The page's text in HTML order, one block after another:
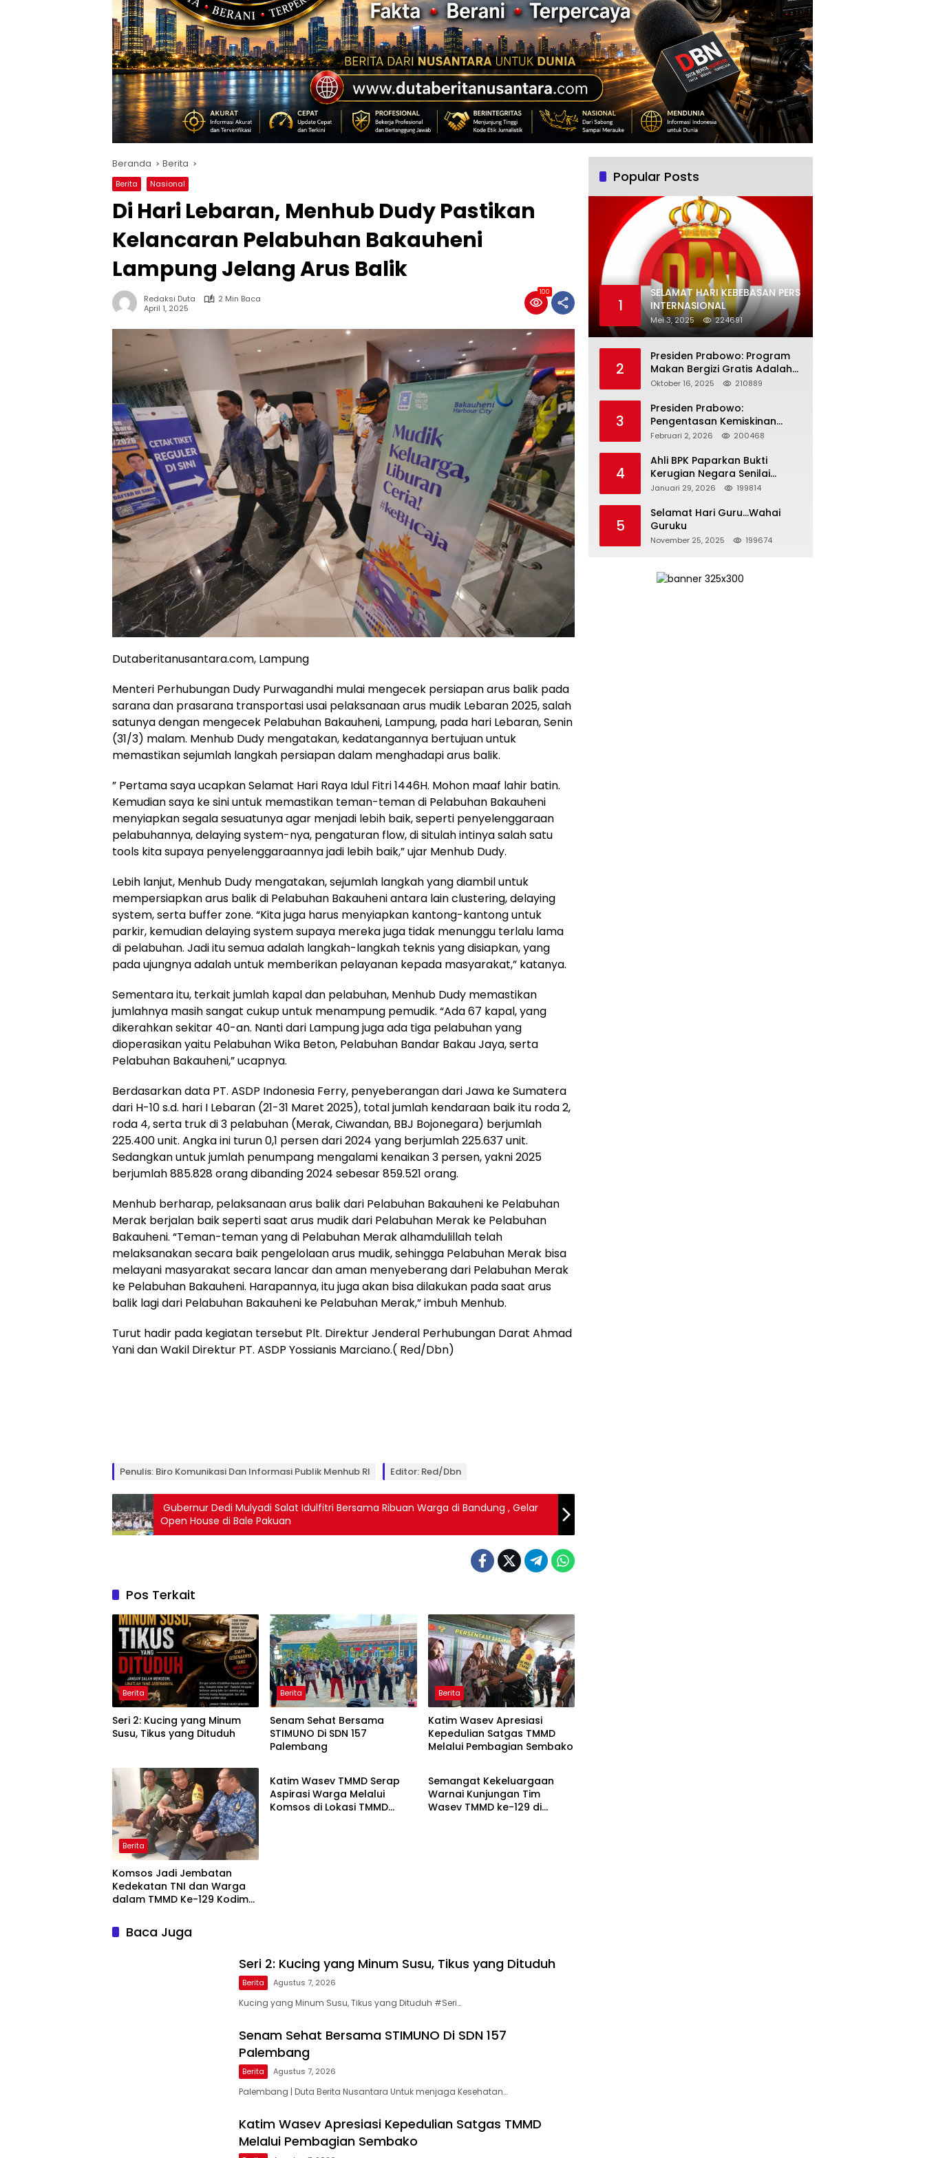
Beranda Berita
Berita Nasional
Di Hari Lebaran, Menhub Dudy Pastikan
Kelancaran Pelabuhan Bakauheni
Lampung Jelang Arus Balik
Redaksi Duta
2 Min Baca
April 1, 2025
100
Dutaberitanusantara.com, Lampung
Menteri Perhubungan Dudy Purwagandhi mulai mengecek persiapan arus balik pada
sarana dan prasarana transportasi usai pelaksanaan arus mudik Lebaran 2025, salah
satunya dengan mengecek Pelabuhan Bakauheni, Lampung, pada hari Lebaran, Senin
(31/3) malam. Menhub Dudy mengatakan, kedatangannya bertujuan untuk
memastikan sejumlah langkah persiapan dalam menghadapi arus balik.
” Pertama saya ucapkan Selamat Hari Raya Idul Fitri 1446H. Mohon maaf lahir batin.
Kemudian saya ke sini untuk memastikan teman-teman di Pelabuhan Bakauheni
menyiapkan segala sesuatunya agar menjadi lebih baik, seperti penyelenggaraan
pelabuhannya, delaying system-nya, pengaturan flow, di situlah intinya salah satu
tools kita supaya penyelenggaraannya jadi lebih baik,” ujar Menhub Dudy.
Lebih lanjut, Menhub Dudy mengatakan, sejumlah langkah yang diambil untuk
mempersiapkan arus balik di Pelabuhan Bakauheni antara lain clustering, delaying
system, serta buffer zone. “Kita juga harus menyiapkan kantong-kantong untuk
parkir, kemudian delaying system supaya mereka juga tidak menunggu terlalu lama
di pelabuhan. Jadi itu semua adalah langkah-langkah teknis yang disiapkan, yang
pada ujungnya adalah untuk memberikan pelayanan kepada masyarakat,” katanya.
Sementara itu, terkait jumlah kapal dan pelabuhan, Menhub Dudy memastikan
jumlahnya masih sangat cukup untuk menampung pemudik. “Ada 67 kapal, yang
dikerahkan sekitar 40-an. Nanti dari Lampung juga ada tiga pelabuhan yang
dioperasikan yaitu Pelabuhan Wika Beton, Pelabuhan Bandar Bakau Jaya, serta
Pelabuhan Bakauheni,” ucapnya.
Berdasarkan data PT. ASDP Indonesia Ferry, penyeberangan dari Jawa ke Sumatera
dari H-10 s.d. hari I Lebaran (21-31 Maret 2025), total jumlah kendaraan baik itu roda 2,
roda 4, serta truk di 3 pelabuhan (Merak, Ciwandan, BBJ Bojonegara) berjumlah
225.400 unit. Angka ini turun 0,1 persen dari 2024 yang berjumlah 225.637 unit.
Sedangkan untuk jumlah penumpang mengalami kenaikan 3 persen, yakni 2025
berjumlah 885.828 orang dibanding 2024 sebesar 859.521 orang.
Menhub berharap, pelaksanaan arus balik dari Pelabuhan Bakauheni ke Pelabuhan
Merak berjalan baik seperti saat arus mudik dari Pelabuhan Merak ke Pelabuhan
Bakauheni. “Teman-teman yang di Pelabuhan Merak alhamdulillah telah
melaksanakan secara baik pengelolaan arus mudik, sehingga Pelabuhan Merak bisa
melayani masyarakat secara lancar dan aman menyeberang dari Pelabuhan Merak
ke Pelabuhan Bakauheni. Harapannya, itu juga akan bisa dilakukan pada saat arus
balik lagi dari Pelabuhan Bakauheni ke Pelabuhan Merak,” imbuh Menhub.
Turut hadir pada kegiatan tersebut Plt. Direktur Jenderal Perhubungan Darat Ahmad
Yani dan Wakil Direktur PT. ASDP Yossianis Marciano.( Red/Dbn)
Penulis: Biro Komunikasi Dan Informasi Publik Menhub RI Editor: Red/dbn
Gubernur Dedi Mulyadi Salat Idulfitri Bersama Ribuan Warga di Bandung , Gelar
Open House di Bale Pakuan
Pos Terkait
Berita
Seri 2: Kucing yang Minum
Susu, Tikus yang Dituduh
Berita
Senam Sehat Bersama
STIMUNO Di SDN 157
Palembang
Berita
Katim Wasev Apresiasi
Kepedulian Satgas TMMD
Melalui Pembagian Sembako
Berita
Komsos Jadi Jembatan
Kedekatan TNI dan Warga
dalam TMMD Ke-129 Kodim
Berita
Katim Wasev TMMD Serap
Aspirasi Warga Melalui
Komsos di Lokasi TMMD
Berita
Semangat Kekeluargaan
Warnai Kunjungan Tim
Wasev TMMD ke-129 di
Baca Juga
Seri 2: Kucing yang Minum Susu, Tikus yang Dituduh
Berita Agustus 7, 2026
Kucing yang Minum Susu, Tikus yang Dituduh #Seri…
Senam Sehat Bersama STIMUNO Di SDN 157
Palembang
Berita Agustus 7, 2026
Palembang | Duta Berita Nusantara Untuk menjaga Kesehatan…
Katim Wasev Apresiasi Kepedulian Satgas TMMD
Melalui Pembagian Sembako
Popular Posts
1
SELAMAT HARI KEBEBASAN PERS
INTERNASIONAL
Mei 3, 2025 224691
2
Presiden Prabowo: Program
Makan Bergizi Gratis Adalah
Investasi untuk Masa Depan
Oktober 16, 2025 210889
3
Presiden Prabowo:
Pengentasan Kemiskinan
Butuh Persatuan dan
Bertanggung Jawab
Februari 2, 2026 200468
4
Ahli BPK Paparkan Bukti
Kerugian Negara Senilai
Rp285 Triliun dalam
Pertamina
Januari 29, 2026 199814
5
Selamat Hari Guru…Wahai
Guruku
November 25, 2025 199674